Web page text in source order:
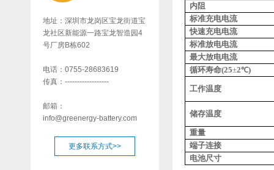
地址：深圳市龙岗区宝龙街道宝
龙社区新能源一路宝龙智造园4
号厂房B栋602
电话：0755-28683619
传真：------------------
邮箱：
info@greenergy-battery.com
更多联系方式>>
内阻
标准充电电流
快速充电电流
标准放电电流
最大放电电流
循环寿命(25±2℃)
工作温度
储存温度
重量
端子连接
电池尺寸